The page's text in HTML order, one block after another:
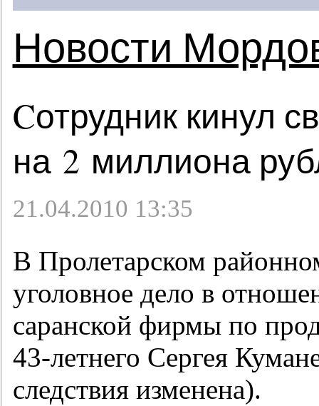
Новости
Cотрудник кинул
на 2 миллиона
21.04.2010 13:35
В Пролетарском
уголовное дело в
саранской фирмы по
43-летнего Сергея
следствия изменена).